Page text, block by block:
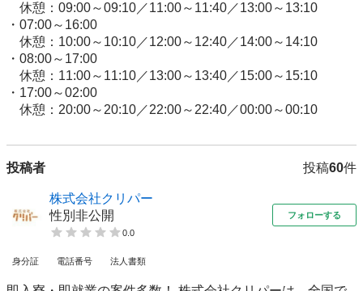
休憩：09:00～09:10／11:00～11:40／13:00～13:10
・07:00～16:00
休憩：10:00～10:10／12:00～12:40／14:00～14:10
・08:00～17:00
休憩：11:00～11:10／13:00～13:40／15:00～15:10
・17:00～02:00
投稿者 投稿60件
株式会社クリパー
性別非公開
0.0
フォローする
身分証 電話番号 法人書類